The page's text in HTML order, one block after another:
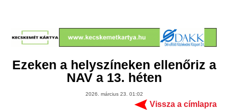
Ezeken a helyszíneken ellenőriz a
NAV a 13. héten
2026. március 23. 01:02
Vissza a címlapra